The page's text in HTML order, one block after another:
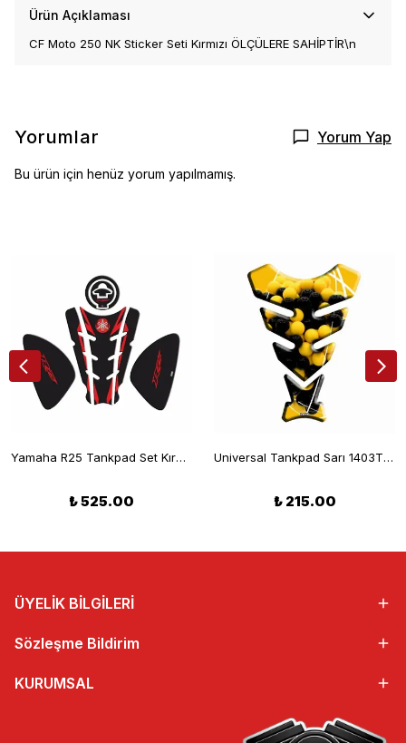
Ürün Açıklaması
CF Moto 250 NK Sticker Seti Kırmızı ÖLÇÜLERE SAHİPTİR\n
Yorumlar Yorum Yap
Bu ürün için henüz yorum yapılmamış.
Yamaha R25 Tankpad Set Kırmızı Siyah 2014-2018
₺ 525.00
Universal Tankpad Sarı 1403TP407
₺ 215.00
ÜYELİK BİLGİLERİ
Sözleşme Bildirim
KURUMSAL